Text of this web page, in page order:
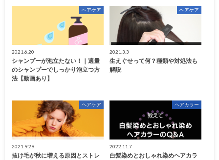
ヘアケア
2021.6.20
シャンプーが泡立たない！｜適量
のシャンプーでしっかり泡立つ方
法【動画あり】
ヘアケア
2021.3.3
生えぐせって何？種類や対処法も
解説
ヘアケア
2021.9.29
抜け毛が秋に増える原因とストレ
ヘアカラー
2022.11.7
白髪染めとおしゃれ染めヘアカラ